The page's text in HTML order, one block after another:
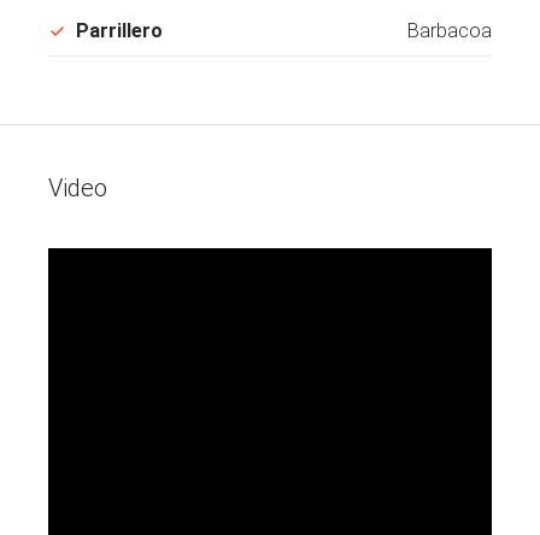
Parrillero Barbacoa
Video